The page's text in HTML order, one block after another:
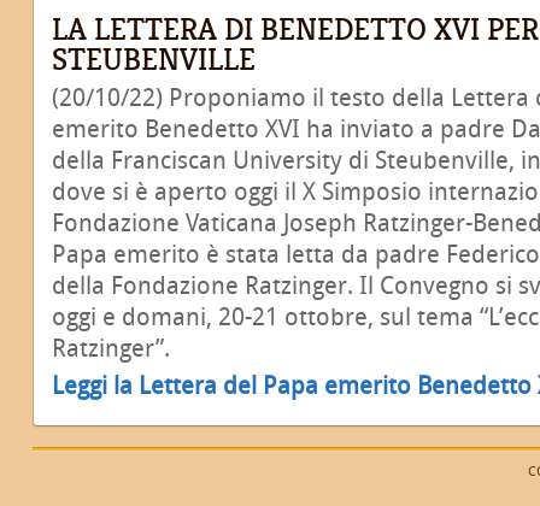
LA LETTERA DI BENEDETTO XVI
STEUBENVILLE
(20/10/22) Proponiamo il testo della Lettera
emerito Benedetto XVI ha inviato a padre
della Franciscan University di Steubenville,
dove si è aperto oggi il X Simposio
Fondazione Vaticana Joseph Ratzinger-
Papa emerito è stata letta da padre
della Fondazione Ratzinger. Il Convegno si
oggi e domani, 20-21 ottobre, sul tema
Ratzinger”.
Leggi la Lettera del Papa emerito Benedetto